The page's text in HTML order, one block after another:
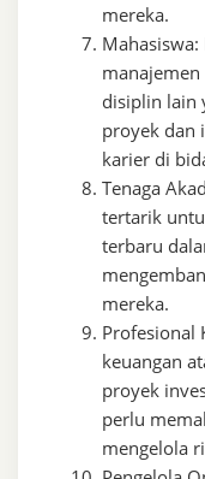
mereka.
disiplin lain
proyek dan
karier di
Tenaga
tertarik
terbaru
mereka.
Profesional
keuangan
proyek
perlu
mengelola